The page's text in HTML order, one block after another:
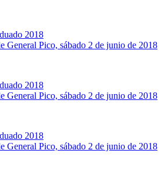
2018
General Pico, sábado 2 de junio de 2018
2018
General Pico, sábado 2 de junio de 2018
2018
General Pico, sábado 2 de junio de 2018